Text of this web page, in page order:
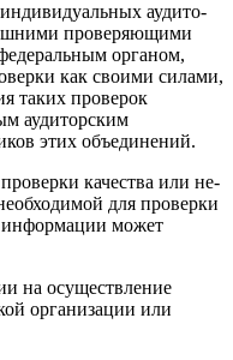
аудито­
проверяющими
органом,
как своими силами,
таких проверок
аудиторским
этих объединений.
качества или не­
для проверки
информации может
на осуществление
организации или